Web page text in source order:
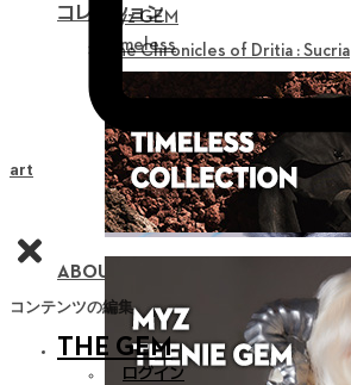
コレクション
The Chronicles of Dritia : Sucria
ABOUT NEOR 13
Myz GEM
Timeless
コンテンツの編集
THE GEM
ログイン